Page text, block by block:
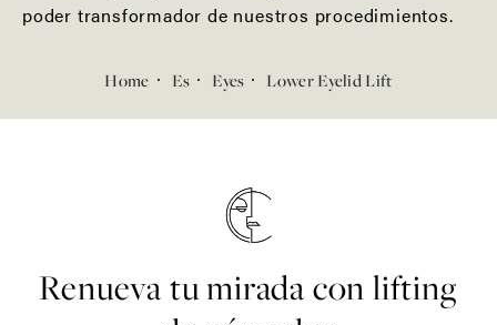
poder transformador de nuestros procedimientos.
Home Es Eyes Lower Eyelid Lift
Renueva tu mirada con lifting